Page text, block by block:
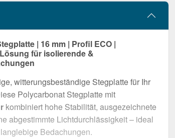
| 16 mm | Profil ECO |
für isolierende &
witterungsbeständige Stegplatte für Ihr
Polycarbonat Stegplatte mit
kombiniert hohe Stabilität, ausgezeichnete
abgestimmte Lichtdurchlässigkeit – ideal
Bedachungen.